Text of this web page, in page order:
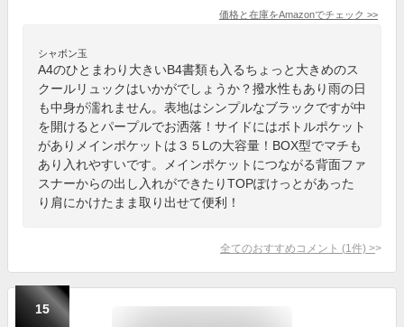
価格と在庫をAmazonでチェック >>
シャボン玉
A4のひとまわり大きいB4書類も入るちょっと大きめのス
クールリュックはいかがでしょうか？撥水性もあり雨の日
も中身が濡れません。表地はシンプルなブラックですが中
を開けるとパープルでお洒落！サイドにはボトルポケット
がありメインポケットは３５Lの大容量！BOX型でマチも
あり入れやすいです。メインポケットにつながる背面ファ
スナーからの出し入れができたりTOPぽけっとがあった
り肩にかけたまま取り出せて便利！
全てのおすすめコメント (1 件) >
15